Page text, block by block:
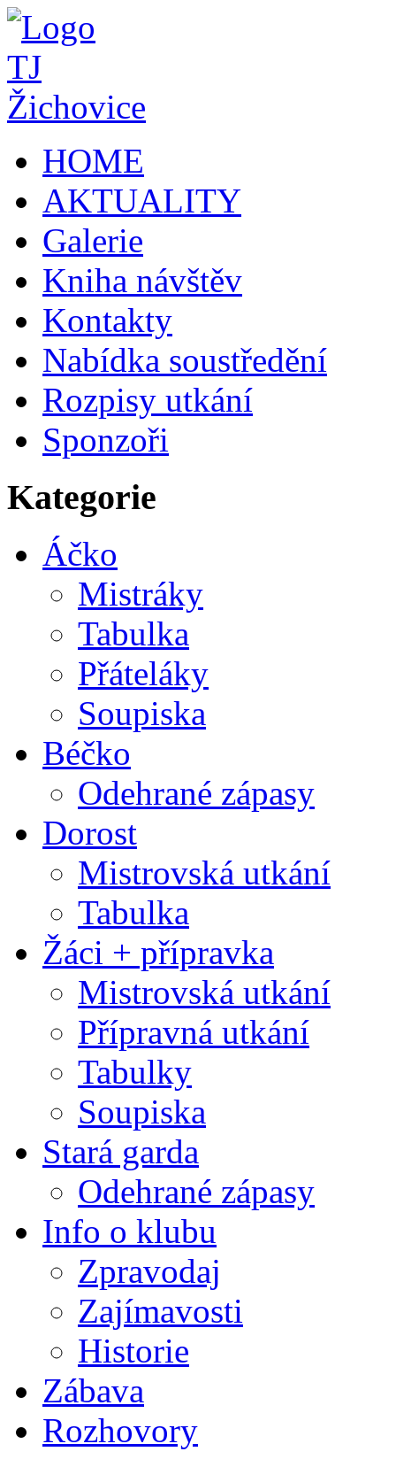
HOME
AKTUALITY
Galerie
Kniha návštěv
Kontakty
Nabídka soustředění
Rozpisy utkání
Sponzoři
Kategorie
Áčko
Mistráky
Tabulka
Přáteláky
Soupiska
Béčko
Odehrané zápasy
Dorost
Mistrovská utkání
Tabulka
Žáci + přípravka
Mistrovská utkání
Přípravná utkání
Tabulky
Soupiska
Stará garda
Odehrané zápasy
Info o klubu
Zpravodaj
Zajímavosti
Historie
Zábava
Rozhovory